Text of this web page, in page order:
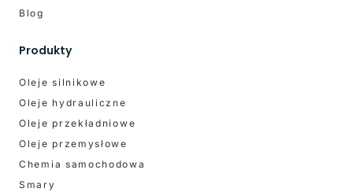
Blog
Produkty
Oleje silnikowe
Oleje hydrauliczne
Oleje przekładniowe
Oleje przemysłowe
Chemia samochodowa
Smary